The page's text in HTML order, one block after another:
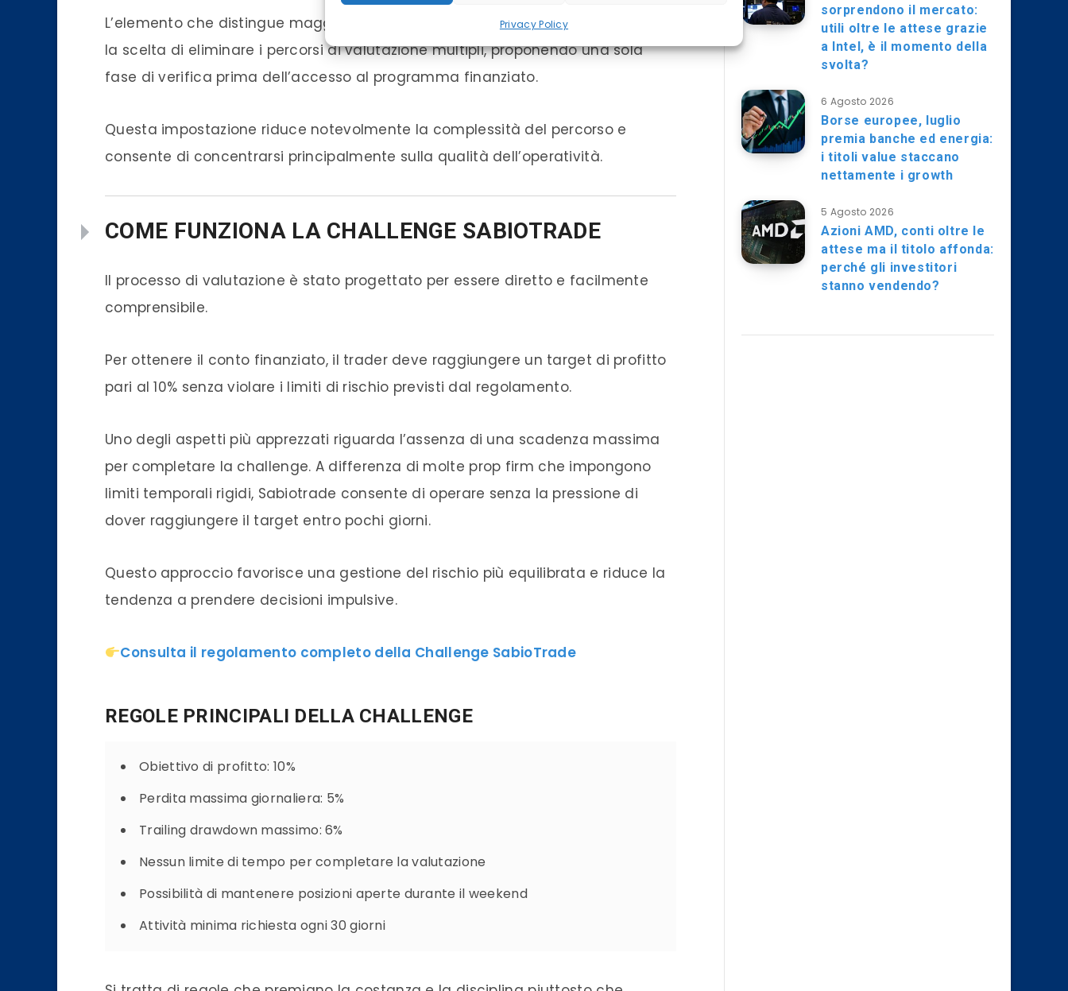
Privacy Policy
L’elemento che distingue maggiormente Sabiotrade da molte altre prop firm è
la scelta di eliminare i percorsi di valutazione multipli, proponendo una sola
fase di verifica prima dell’accesso al programma finanziato.
Questa impostazione riduce notevolmente la complessità del percorso e
consente di concentrarsi principalmente sulla qualità dell’operatività.
COME FUNZIONA LA CHALLENGE SABIOTRADE
Il processo di valutazione è stato progettato per essere diretto e facilmente
comprensibile.
Per ottenere il conto finanziato, il trader deve raggiungere un target di profitto
pari al 10% senza violare i limiti di rischio previsti dal regolamento.
Uno degli aspetti più apprezzati riguarda l’assenza di una scadenza massima
per completare la challenge. A differenza di molte prop firm che impongono
limiti temporali rigidi, Sabiotrade consente di operare senza la pressione di
dover raggiungere il target entro pochi giorni.
Questo approccio favorisce una gestione del rischio più equilibrata e riduce la
tendenza a prendere decisioni impulsive.
Consulta il regolamento completo della Challenge SabioTrade
REGOLE PRINCIPALI DELLA CHALLENGE
Obiettivo di profitto: 10%
Perdita massima giornaliera: 5%
Trailing drawdown massimo: 6%
Nessun limite di tempo per completare la valutazione
Possibilità di mantenere posizioni aperte durante il weekend
Attività minima richiesta ogni 30 giorni
sorprendono il mercato:
utili oltre le attese grazie
a Intel, è il momento della
svolta?
6 Agosto 2026
Borse europee, luglio
premia banche ed energia:
i titoli value staccano
nettamente i growth
5 Agosto 2026
Azioni AMD, conti oltre le
attese ma il titolo affonda:
perché gli investitori
stanno vendendo?